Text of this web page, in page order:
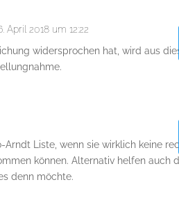
April 2018 um 12:22
widersprochen hat, wird aus
Liste, wenn sie wirklich keine
können. Alternativ helfen auch
denn möchte.